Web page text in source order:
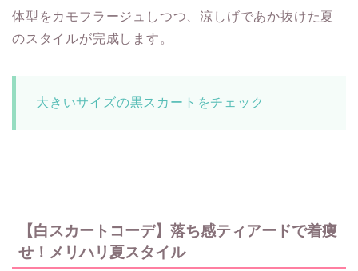
体型をカモフラージュしつつ、涼しげであか抜けた夏
のスタイルが完成します。
大きいサイズの黒スカートをチェック
【白スカートコーデ】落ち感ティアードで着痩
せ！メリハリ夏スタイル